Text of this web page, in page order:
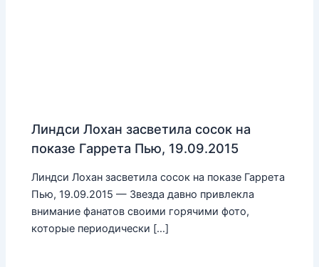
Линдси Лохан засветила сосок на
показе Гаррета Пью, 19.09.2015
Линдси Лохан засветила сосок на показе Гаррета
Пью, 19.09.2015 — Звезда давно привлекла
внимание фанатов своими горячими фото,
которые периодически […]